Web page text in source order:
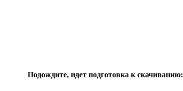
Подождите, идет подготовка к скачиванию: